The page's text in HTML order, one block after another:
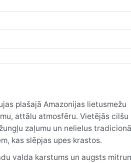
plašajā Amazonijas lietusmežu
attālu atmosfēru. Vietējās cilšu
zaļumu un nelielus
kas slēpjas upes krastos.
valda karstums un augsts